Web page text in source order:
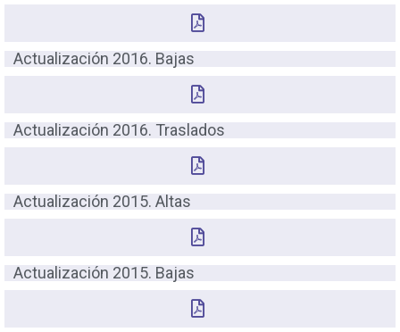
Actualización 2016. Bajas
Actualización 2016. Traslados
Actualización 2015. Altas
Actualización 2015. Bajas